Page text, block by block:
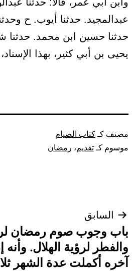
وابن أبي عمر، قالا: حدثنا
عبدالمجيد. حدثنا أيوب. ح
حدثنا حسين ابن محمد. حدثنا
يحيى بن أبي كثير، بهذا
مصنف كـكتاب الصيام
موسوم كـتقديم، رمضان
تصفّح
المقالات
السابق
باب وجوب صوم رمضان
والفطر لرؤية الهلال.
آخره أكملت عدة الشهر